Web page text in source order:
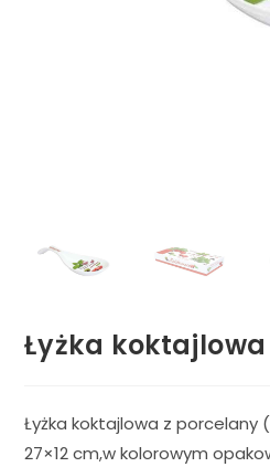
Łyżka
Łyżka koktajlowa z porcelany
27×12 cm,w kolorowym